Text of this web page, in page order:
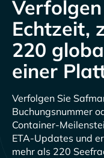
Echtzeit,
220
einer
Verfolgen Sie
Buchungsnummer
Container-
ETA-Updates und
mehr als 220